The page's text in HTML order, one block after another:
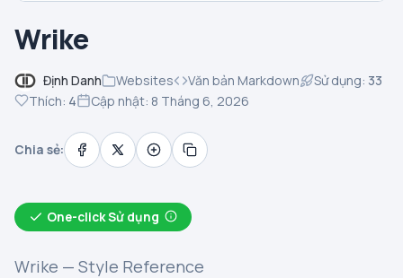
Wrike
Định Danh Websites Văn bản Markdown Sử dụng: 33
Thích: 4 Cập nhật: 8 Tháng 6, 2026
Chia sẻ:
One-click Sử dụng
Wrike — Style Reference